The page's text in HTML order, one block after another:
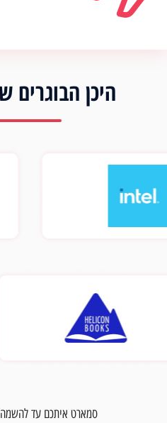
היכן הבוגרים
סמארט איתכם עד